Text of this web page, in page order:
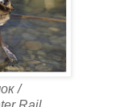
/